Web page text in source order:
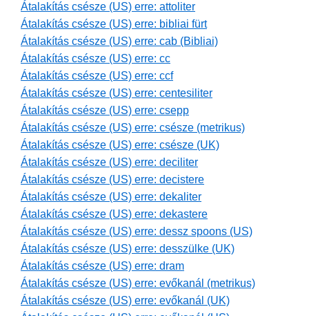
Átalakítás csésze (US) erre: attoliter
Átalakítás csésze (US) erre: bibliai fürt
Átalakítás csésze (US) erre: cab (Bibliai)
Átalakítás csésze (US) erre: cc
Átalakítás csésze (US) erre: ccf
Átalakítás csésze (US) erre: centesiliter
Átalakítás csésze (US) erre: csepp
Átalakítás csésze (US) erre: csésze (metrikus)
Átalakítás csésze (US) erre: csésze (UK)
Átalakítás csésze (US) erre: deciliter
Átalakítás csésze (US) erre: decistere
Átalakítás csésze (US) erre: dekaliter
Átalakítás csésze (US) erre: dekastere
Átalakítás csésze (US) erre: dessz spoons (US)
Átalakítás csésze (US) erre: desszülke (UK)
Átalakítás csésze (US) erre: dram
Átalakítás csésze (US) erre: evőkanál (metrikus)
Átalakítás csésze (US) erre: evőkanál (UK)